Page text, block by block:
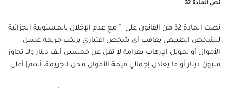
نص المادة 32
نصت المادة 32 من القانون على ” مع عدم الإخلال بالمسئولية الجزائية
للشخص الطبيعي يعاقب أي شخص اعتباري يرتكب جريمة غسل
الأموال أو تمويل الإرهاب بغرامة لا تقل عن خمسين ألف دينار ولا تجاوز
مليون دينار أو ما يعادل إجمالي قيمة الأموال محل الجريمة، أنهم| أعلى.